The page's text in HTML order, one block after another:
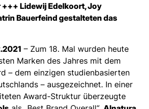
Lidewij Edelkoort, Joy
Bauerfeind gestalteten das
– Zum 18. Mal wurden heute
Marken des Jahres mit dem
– dem einzigen studienbasierten
– ausgezeichnet. In einer
Award-Struktur überzeugte